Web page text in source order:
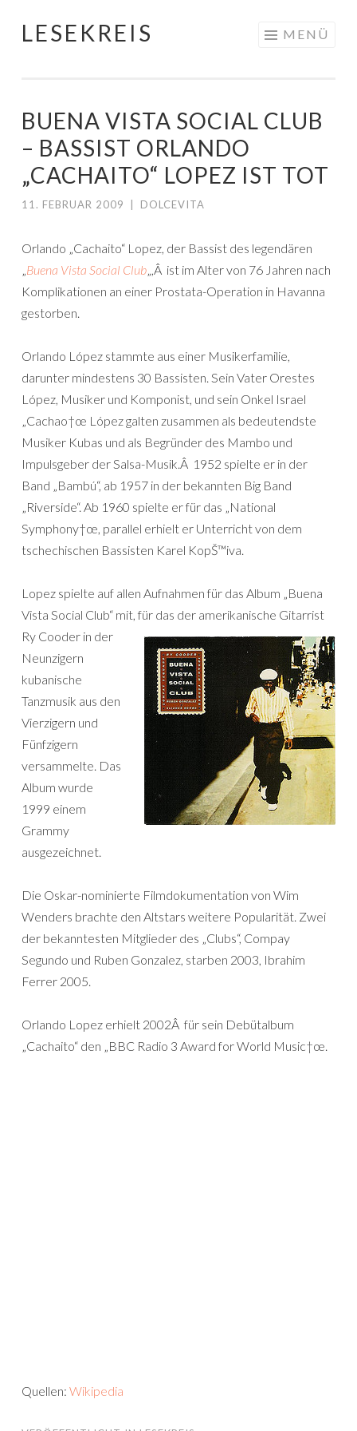
Springe
LESEKREIS MENÜ
BUENA VISTA SOCIAL CLUB
– BASSIST ORLANDO
„CACHAITO“ LOPEZ IST TOT
11. FEBRUAR 2009 DOLCEVITA
Orlando „Cachaito“ Lopez, der Bassist des legendären
„Buena Vista Social Club„,Â ist im Alter von 76 Jahren nach
Komplikationen an einer Prostata-Operation in Havanna
gestorben.
Orlando López stammte aus einer Musikerfamilie,
darunter mindestens 30 Bassisten. Sein Vater Orestes
López, Musiker und Komponist, und sein Onkel Israel
„Cachao†œ López galten zusammen als bedeutendste
Musiker Kubas und als Begründer des Mambo und
Impulsgeber der Salsa-Musik.Â 1952 spielte er in der
Band „Bambú“, ab 1957 in der bekannten Big Band
„Riverside“. Ab 1960 spielte er für das „National
Symphony†œ, parallel erhielt er Unterricht von dem
tschechischen Bassisten Karel KopŠ™iva.
Lopez spielte auf allen Aufnahmen für das Album „Buena
Vista Social Club“ mit, für das der amerikanische Gitarrist
Ry Cooder in der
Neunzigern
kubanische
Tanzmusik aus den
Vierzigern und
Fünfzigern
versammelte. Das
Album wurde
1999 einem
Grammy
ausgezeichnet.
Die Oskar-nominierte Filmdokumentation von Wim
Wenders brachte den Altstars weitere Popularität. Zwei
der bekanntesten Mitglieder des „Clubs“, Compay
Segundo und Ruben Gonzalez, starben 2003, Ibrahim
Ferrer 2005.
Orlando Lopez erhielt 2002Â für sein Debütalbum
„Cachaito“ den „BBC Radio 3 Award for World Music†œ.
Quellen: Wikipedia